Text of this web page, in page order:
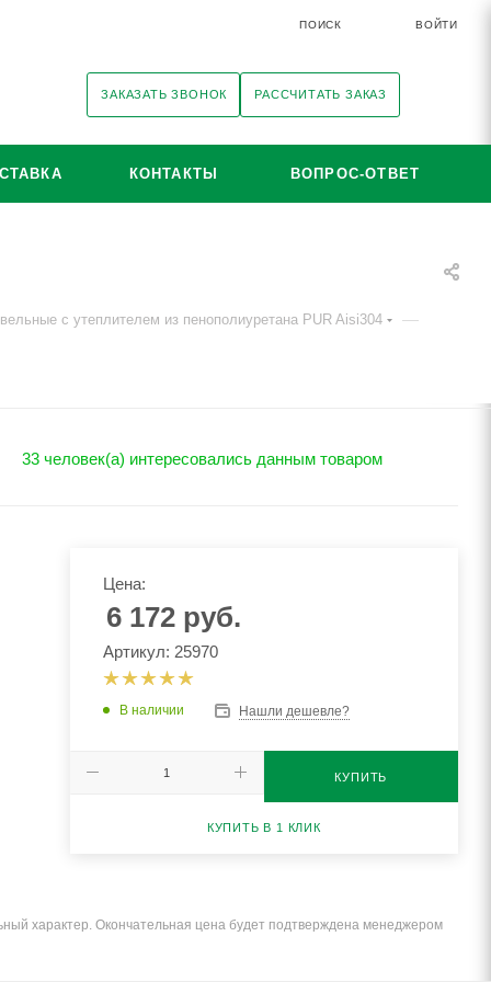
ПОИСК ВОЙТИ
ЗАКАЗАТЬ ЗВОНОК РАССЧИТАТЬ ЗАКАЗ
КОНТАКТЫ ВОПРОС-ОТВЕТ
с утеплителем из пенополиуретана PUR Aisi304 —
33 человек(а) интересовались данным товаром
Цена:
6 172руб.
Артикул: 25970
В наличии Нашли дешевле?
КУПИТЬ
КУПИТЬ В 1 КЛИК
характер. Окончательная цена будет подтверждена менеджером